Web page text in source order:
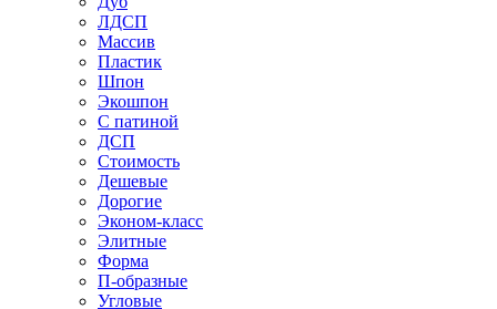
ЛДСП
Массив
Пластик
Шпон
Экошпон
С патиной
ДСП
Стоимость
Дешевые
Дорогие
Эконом-класс
Элитные
Форма
П-образные
Угловые